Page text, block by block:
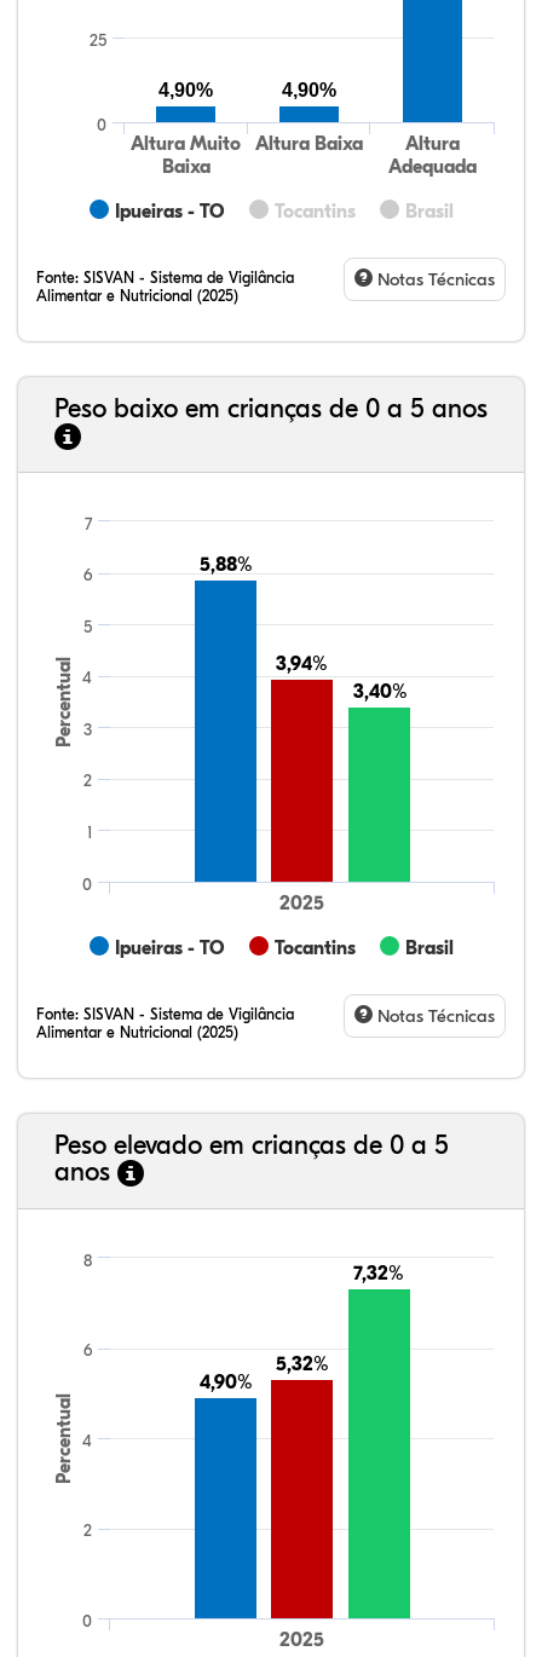
Ipueiras - TO Tocantins Brasil
Altura Muito
Baixa
Altura Baixa
Altura
Adequada
0
25
4,90% 4,90%
Fonte: SISVAN - Sistema de Vigilância
Alimentar e Nutricional (2025)
Notas Técnicas
Peso baixo em crianças de 0 a 5 anos
Percentual
5,88%
5,88%
3,94%
3,94%
3,40%
3,40%
Ipueiras - TO Tocantins Brasil
2025
0
1
2
3
4
5
6
7
Fonte: SISVAN - Sistema de Vigilância
Alimentar e Nutricional (2025)
Notas Técnicas
Peso elevado em crianças de 0 a 5
anos
Percentual
4,90%
4,90%
5,32%
5,32%
7,32%
7,32%
2025
0
2
4
6
8
9,07%
8,92%
1,36%
75,81%
4,57%
0,27%
21,99%
7,16%
0,36%
66,18%
2,81%
1,50%